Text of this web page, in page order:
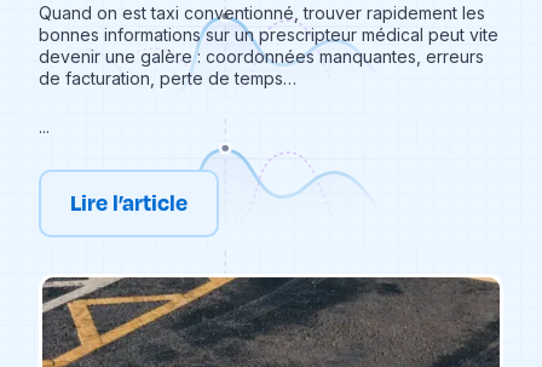
Quand on est taxi conventionné, trouver rapidement les
bonnes informations sur un prescripteur médical peut vite
devenir une galère : coordonnées manquantes, erreurs
de facturation, perte de temps…
...
Lire l’article